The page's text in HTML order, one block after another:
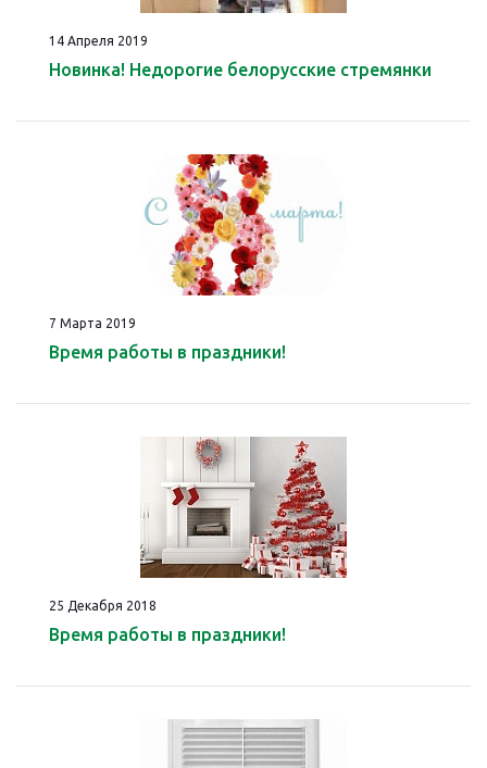
14 Апреля 2019
Новинка! Недорогие белорусские стремянки
7 Марта 2019
Время работы в праздники!
25 Декабря 2018
Время работы в праздники!